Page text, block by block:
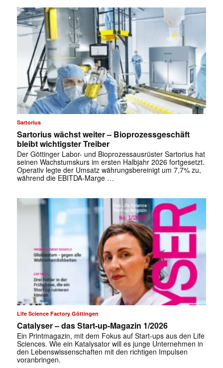
Sartorius
Sartorius wächst weiter – Bioprozessgeschäft
bleibt wichtigster Treiber
Der Göttinger Labor- und Bioprozessausrüster Sartorius hat
seinen Wachstumskurs im ersten Halbjahr 2026 fortgesetzt.
Operativ legte der Umsatz währungsbereinigt um 7,7% zu,
während die EBITDA-Marge …
Life Science Factory Göttingen
Catalyser – das Start-up-Magazin 1/2026
Ein Printmagazin, mit dem Fokus auf Start-ups aus den Life
Sciences. Wie ein Katalysator will es junge Unternehmen in
den Lebenswissenschaften mit den richtigen Impulsen
voranbringen.